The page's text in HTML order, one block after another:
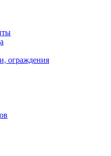
ограждения